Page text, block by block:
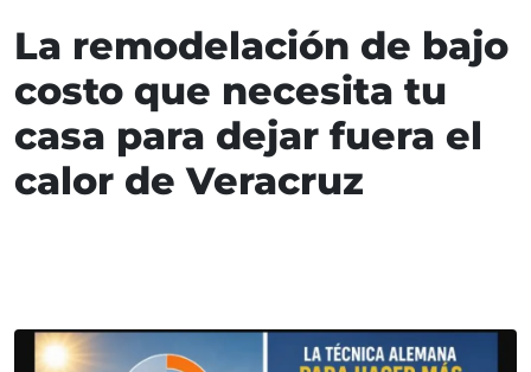
La remodelación de bajo
costo que necesita tu
casa para dejar fuera el
calor de Veracruz